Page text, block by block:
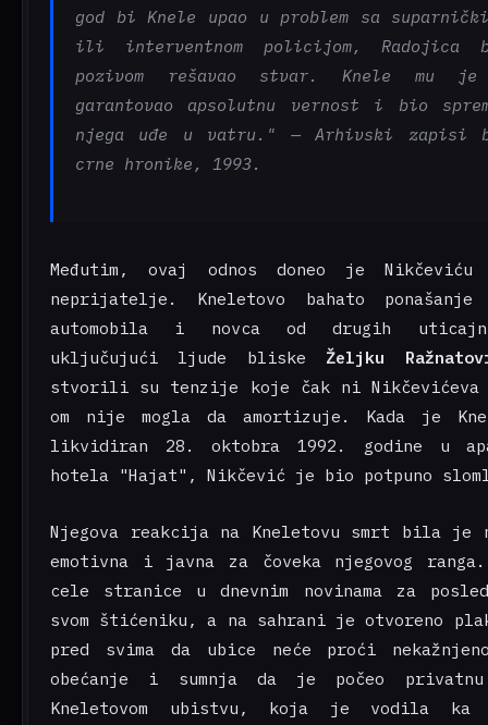
god bi Knele upao u problem sa
ili interventnom policijom, Radojica
pozivom rešavao stvar. Knele mu je
garantovao apsolutnu vernost i bio
njega uđe u vatru." — Arhivski zapisi
crne hronike, 1993.
Međutim, ovaj odnos doneo je
neprijatelje. Kneletovo bahato
automobila i novca od drugih
uključujući ljude bliske Željku
stvorili su tenzije koje čak ni Nikčevićeva
om nije mogla da amortizuje. Kada je
likvidiran 28. oktobra 1992. godine u
hotela "Hajat", Nikčević je bio potpuno
Njegova reakcija na Kneletovu smrt bila je
emotivna i javna za čoveka njegovog
cele stranice u dnevnim novinama za
svom štićeniku, a na sahrani je otvoreno
pred svima da ubice neće proći
obećanje i sumnja da je počeo
Kneletovom ubistvu, koja je vodila ka